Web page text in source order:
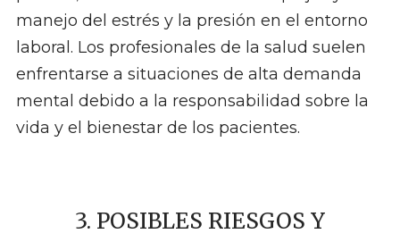
manejo del estrés y la presión en el entorno
laboral. Los profesionales de la salud suelen
enfrentarse a situaciones de alta demanda
mental debido a la responsabilidad sobre la
vida y el bienestar de los pacientes.
3. POSIBLES RIESGOS Y